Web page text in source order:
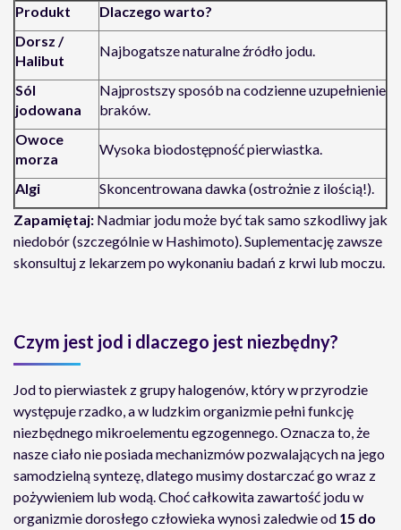
Produkt
Dlaczego warto?
Dorsz /
Halibut
Najbogatsze naturalne źródło jodu.
Sól
jodowana
Najprostszy sposób na codzienne uzupełnienie
braków.
Owoce
morza
Wysoka biodostępność pierwiastka.
Algi
Skoncentrowana dawka (ostrożnie z ilością!).
Zapamiętaj: Nadmiar jodu może być tak samo szkodliwy jak
niedobór (szczególnie w Hashimoto). Suplementację zawsze
skonsultuj z lekarzem po wykonaniu badań z krwi lub moczu.
Czym jest jod i dlaczego jest niezbędny?
Jod to pierwiastek z grupy halogenów, który w przyrodzie
występuje rzadko, a w ludzkim organizmie pełni funkcję
niezbędnego mikroelementu egzogennego. Oznacza to, że
nasze ciało nie posiada mechanizmów pozwalających na jego
samodzielną syntezę, dlatego musimy dostarczać go wraz z
pożywieniem lub wodą. Choć całkowita zawartość jodu w
organizmie dorosłego człowieka wynosi zaledwie od 15 do